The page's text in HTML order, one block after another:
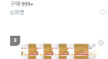
구매 999+
G마켓
3